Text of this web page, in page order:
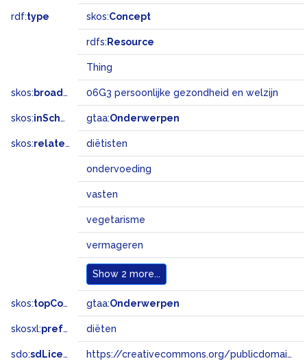
rdf:type skos:Concept
rdfs: Resource
Thing
skos: broadMatch 06G3 persoonlijke gezondheid en welzijn
skos:inScheme gtaa:Onderwerpen
skos:related diëtisten
ondervoeding
vasten
vegetarisme
vermageren
Show 2 more...
skos:topConceptOf gtaa:Onderwerpen
skosxl:prefLabel diëten
sdo:sdLicense https://creativecommons.org/publicdomain/zero/1.0/